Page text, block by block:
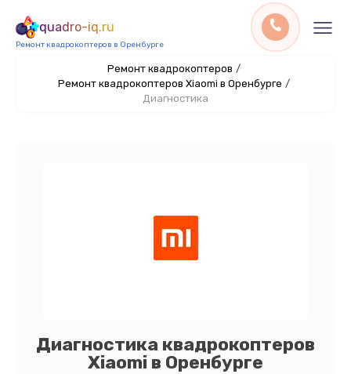
quadro-iq.ru
Ремонт квадрокоптеров в Оренбурге
Ремонт квадрокоптеров /
Ремонт квадрокоптеров Xiaomi в Оренбурге /
Диагностика
Диагностика квадрокоптеров
Xiaomi в Оренбурге